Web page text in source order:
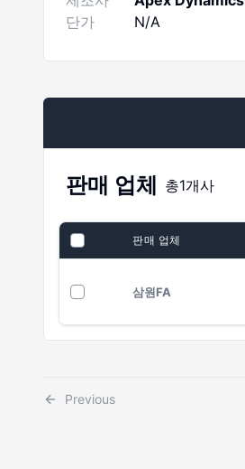
단가
N/A
판매 업체 총1개사
판매 업체
삼원FA
Previous